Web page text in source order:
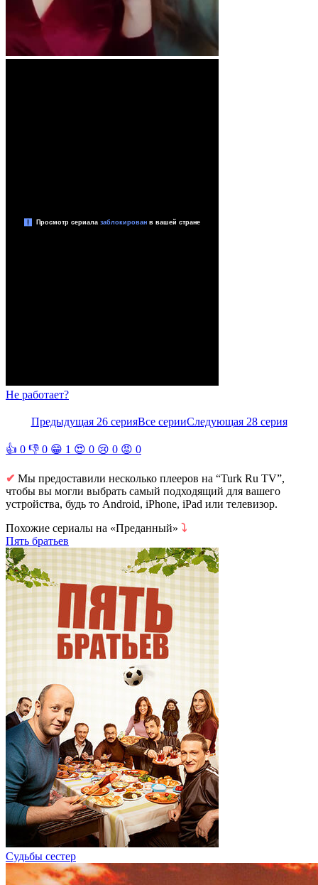
Не работает?
Предыдущая 26 серияВсе серииСледующая 28 серия
👍 0 👎 0 😁 1 😍 0 😢 0 😡 0
✔ Мы предоставили несколько плееров на “Turk Ru TV”,
чтобы вы могли выбрать самый подходящий для вашего
устройства, будь то Android, iPhone, iPad или телевизор.
Похожие сериалы на «Преданный» ⤵
Пять братьев
Судьбы сестер